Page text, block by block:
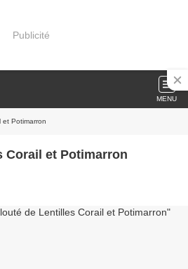
Publicité
MENU
et Potimarron
Corail et Potimarron